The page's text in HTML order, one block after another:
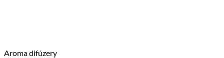
Aroma difúzery